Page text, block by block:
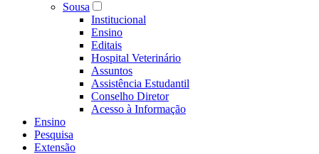
Sousa
Institucional
Ensino
Editais
Hospital Veterinário
Assuntos
Assistência Estudantil
Conselho Diretor
Acesso à Informação
Ensino
Pesquisa
Extensão